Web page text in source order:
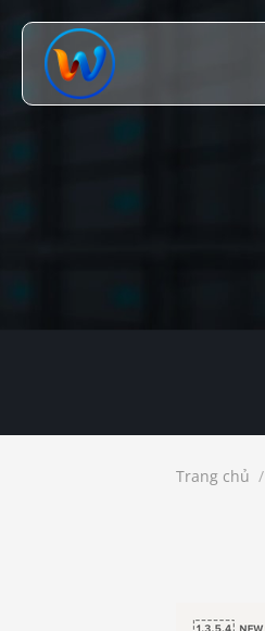
đến
Trang chủ /